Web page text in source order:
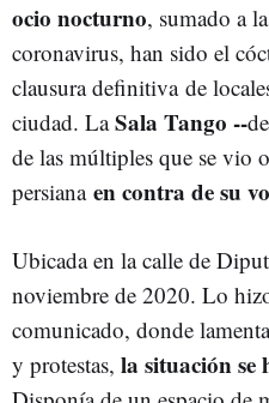
ocio nocturno, sumado a
coronavirus, han sido el
clausura definitiva de
ciudad. LaSala Tango --
de las múltiples que se vio
persianaen contra de su
Ubicada en la calle de
noviembre de 2020. Lo
comunicado, donde
y protestas, la situación se